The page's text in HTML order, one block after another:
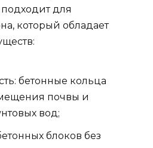
для
который обладает
бетонные кольца
почвы и
вод;
блоков без